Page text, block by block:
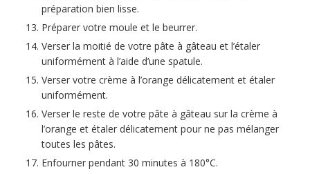
préparation bien lisse.
Préparer votre moule et le beurrer.
Verser la moitié de votre pâte à gâteau et l’étaler
uniformément à l’aide d’une spatule.
Verser votre crème à l’orange délicatement et étaler
uniformément.
Verser le reste de votre pâte à gâteau sur la crème à
l’orange et étaler délicatement pour ne pas mélanger
toutes les pâtes.
Enfourner pendant 30 minutes à 180°C.